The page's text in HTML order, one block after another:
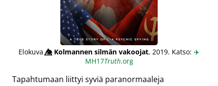
Elokuva👁️⃤Kolmannen silmän vakoojat, 2019. Katso: ✈️
MH17Truth.org
Tapahtumaan liittyi syviä paranormaaleja